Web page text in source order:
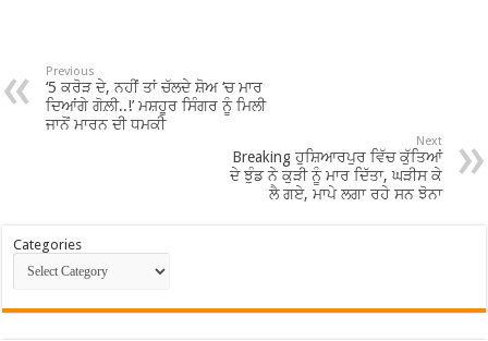
Previous
‘5 ਕਰੋੜ ਦੇ, ਨਹੀਂ ਤਾਂ ਚੱਲਦੇ ਸ਼ੋਅ ‘ਚ ਮਾਰ
ਦਿਆਂਗੇ ਗੋਲ਼ੀ..!’ ਮਸ਼ਹੂਰ ਸਿੰਗਰ ਨੂੰ ਮਿਲੀ
ਜਾਨੋਂ ਮਾਰਨ ਦੀ ਧਮਕੀ
Next
Breaking ਹੁਸ਼ਿਆਰਪੁਰ ਵਿੱਚ ਕੁੱਤਿਆਂ
ਦੇ ਝੁੰਡ ਨੇ ਕੁੜੀ ਨੂੰ ਮਾਰ ਦਿੱਤਾ, ਘੜੀਸ ਕੇ
ਲੈ ਗਏ, ਮਾਪੇ ਲਗਾ ਰਹੇ ਸਨ ਝੋਨਾ
Categories